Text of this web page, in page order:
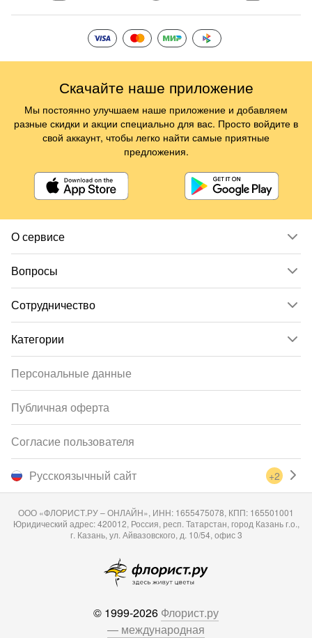
О сервисе
Вопросы
Сотрудничество
Категории
Русскоязычный сайт +2
Персональные данные
Публичная оферта
Согласие пользователя
ООО «ФЛОРИСТ.РУ – ОНЛАЙН», ИНН: 1655475078, КПП: 165501001
Юридический адрес: 420012, Россия, респ. Татарстан, город Казань г.о.,
г. Казань, ул. Айвазовского, д. 10/54, офис 3
© 1999-2026 Флорист.ру
— международная
Скачайте наше приложение
Мы постоянно улучшаем наше приложение и добавляем
разные скидки и акции специально для вас. Просто войдите в
свой аккаунт, чтобы легко найти самые приятные
предложения.